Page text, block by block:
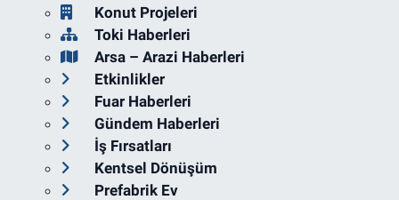
Konut Projeleri
Toki Haberleri
Arsa – Arazi Haberleri
Etkinlikler
Fuar Haberleri
Gündem Haberleri
İş Fırsatları
Kentsel Dönüşüm
Prefabrik Ev